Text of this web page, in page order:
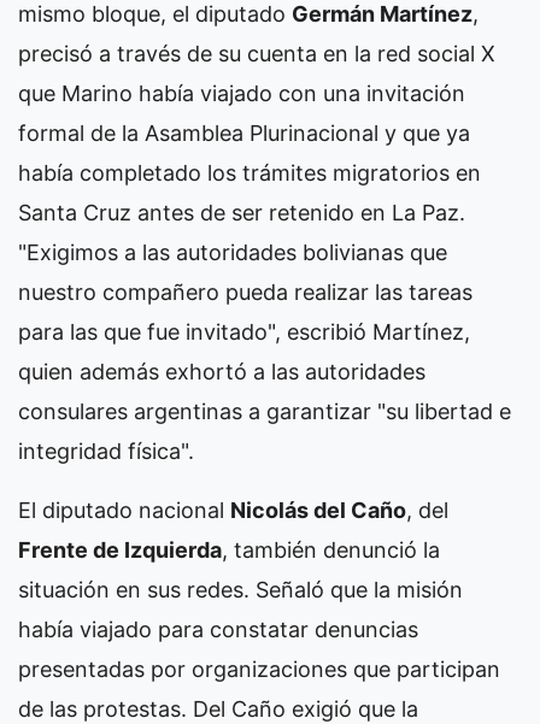
mismo bloque, el diputado Germán Martínez,
precisó a través de su cuenta en la red social X
que Marino había viajado con una invitación
formal de la Asamblea Plurinacional y que ya
había completado los trámites migratorios en
Santa Cruz antes de ser retenido en La Paz.
"Exigimos a las autoridades bolivianas que
nuestro compañero pueda realizar las tareas
para las que fue invitado", escribió Martínez,
quien además exhortó a las autoridades
consulares argentinas a garantizar "su libertad e
integridad física".
El diputado nacional Nicolás del Caño, del
Frente de Izquierda, también denunció la
situación en sus redes. Señaló que la misión
había viajado para constatar denuncias
presentadas por organizaciones que participan
de las protestas. Del Caño exigió que la